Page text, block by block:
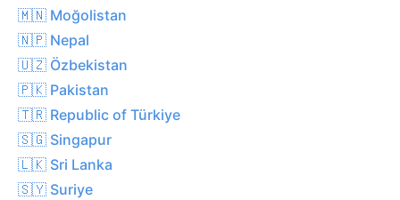
🇲🇳 Moğolistan
🇳🇵 Nepal
🇺🇿 Özbekistan
🇵🇰 Pakistan
🇹🇷 Republic of Türkiye
🇸🇬 Singapur
🇱🇰 Sri Lanka
🇸🇾 Suriye